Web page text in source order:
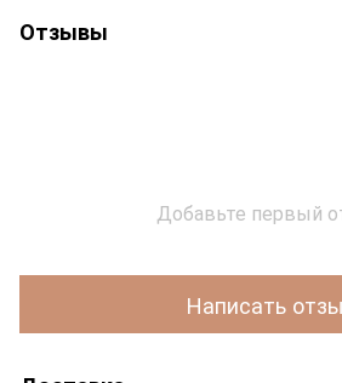
Отзывы
Добавьте первый
Написать